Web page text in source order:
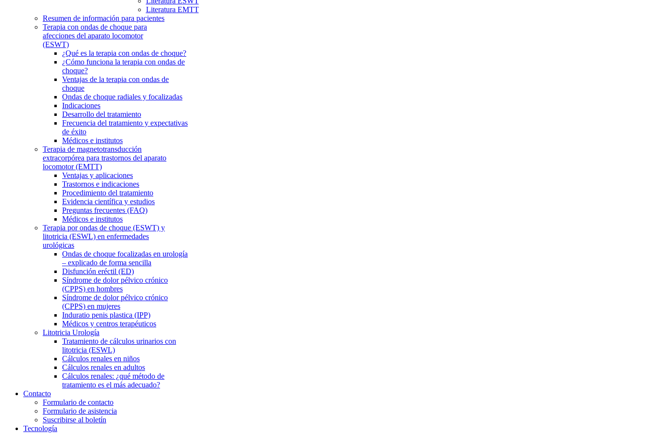
Literatura EMTT
Resumen de información para pacientes
Terapia con ondas de choque para
afecciones del aparato locomotor
(ESWT)
¿Qué es la terapia con ondas de choque?
¿Cómo funciona la terapia con ondas de
choque?
Ventajas de la terapia con ondas de
choque
Ondas de choque radiales y focalizadas
Indicaciones
Desarrollo del tratamiento
Frecuencia del tratamiento y expectativas
de éxito
Médicos e institutos
Terapia de magnetotransducción
extracorpórea para trastornos del aparato
locomotor (EMTT)
Ventajas y aplicaciones
Trastornos e indicaciones
Procedimiento del tratamiento
Evidencia científica y estudios
Preguntas frecuentes (FAQ)
Médicos e institutos
Terapia por ondas de choque (ESWT) y
litotricia (ESWL) en enfermedades
urológicas
Ondas de choque focalizadas en urología
– explicado de forma sencilla
Disfunción eréctil (ED)
Síndrome de dolor pélvico crónico
(CPPS) en hombres
Síndrome de dolor pélvico crónico
(CPPS) en mujeres
Induratio penis plastica (IPP)
Médicos y centros terapéuticos
Litotricia Urología
Tratamiento de cálculos urinarios con
litotricia (ESWL)
Cálculos renales en niños
Cálculos renales en adultos
Cálculos renales: ¿qué método de
tratamiento es el más adecuado?
Contacto
Formulario de contacto
Formulario de asistencia
Suscribirse al boletín
Tecnología